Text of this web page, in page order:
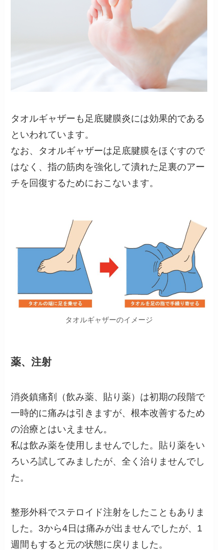
タオルギャザーも足底腱膜炎には効果的である
といわれています。
なお、タオルギャザーは足底腱膜をほぐすので
はなく、指の筋肉を強化して潰れた足裏のアー
チを回復するためにおこないます。
タオルギャザーのイメージ
薬、注射
消炎鎮痛剤（飲み薬、貼り薬）は初期の段階で
一時的に痛みは引きますが、根本改善するため
の治療とはいえません。
私は飲み薬を使用しませんでした。貼り薬をい
ろいろ試してみましたが、全く治りませんでし
た。
整形外科でステロイド注射をしたこともありま
した。3から4日は痛みが出ませんでしたが、1
週間もすると元の状態に戻りました。